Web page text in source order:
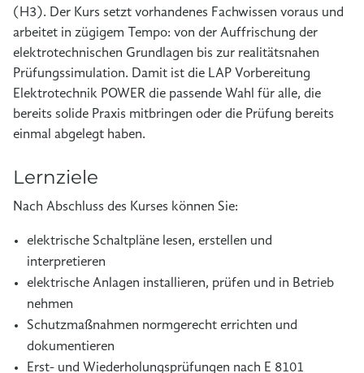
(H3). Der Kurs setzt vorhandenes Fachwissen voraus und
arbeitet in zügigem Tempo: von der Auffrischung der
elektrotechnischen Grundlagen bis zur realitätsnahen
Prüfungssimulation. Damit ist die LAP Vorbereitung
Elektrotechnik POWER die passende Wahl für alle, die
bereits solide Praxis mitbringen oder die Prüfung bereits
einmal abgelegt haben.
Lernziele
Nach Abschluss des Kurses können Sie:
elektrische Schaltpläne lesen, erstellen und
interpretieren
elektrische Anlagen installieren, prüfen und in Betrieb
nehmen
Schutzmaßnahmen normgerecht errichten und
dokumentieren
Erst- und Wiederholungsprüfungen nach E 8101